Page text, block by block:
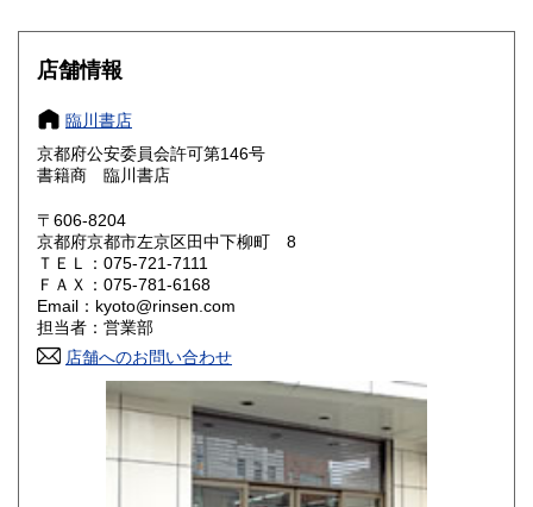
奈良県 660円
岡山県 660円
山口県 660円
香川県 660円
660円
770円 長崎県
店舗情報
臨川書店
京都府公安委員会許可第146号
書籍商 臨川書店
〒606-8204
京都府京都市左京区田中下柳町 8
ＴＥＬ：075-721-7111
ＦＡＸ：075-781-6168
Email：kyoto@rinsen.com
担当者：営業部
店舗へのお問い合わせ